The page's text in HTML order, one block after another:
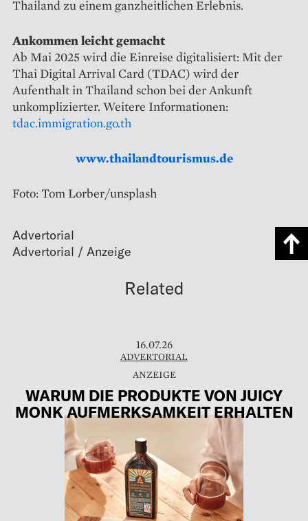
Thailand zu einem ganzheitlichen Erlebnis.
Ankommen leicht gemacht
Ab Mai 2025 wird die Einreise digitalisiert: Mit der
Thai Digital Arrival Card (TDAC) wird der
Aufenthalt in Thailand schon bei der Ankunft
unkomplizierter. Weitere Informationen:
tdac.immigration.go.th
www.thailandtourismus.de
Foto: Tom Lorber/unsplash
Advertorial
Related
16.07.26
ADVERTORIAL
WARUM DIE PRODUKTE VON JUICY
MONK AUFMERKSAMKEIT ERHALTEN